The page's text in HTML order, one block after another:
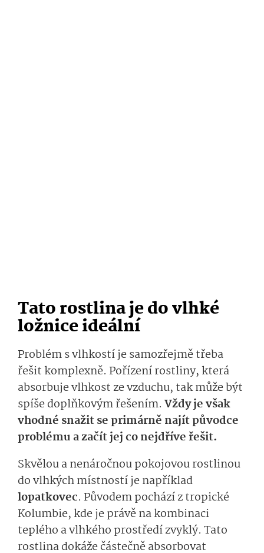
Tato rostlina je do vlhké
ložnice ideální
Problém s vlhkostí je samozřejmě třeba
řešit komplexně. Pořízení rostliny, která
absorbuje vlhkost ze vzduchu, tak může být
spíše doplňkovým řešením. Vždy je však
vhodné snažit se primárně najít původce
problému a začít jej co nejdříve řešit.
Skvělou a nenáročnou pokojovou rostlinou
do vlhkých místností je například
lopatkovec. Původem pochází z tropické
Kolumbie, kde je právě na kombinaci
teplého a vlhkého prostředí zvyklý. Tato
rostlina dokáže částečně absorbovat